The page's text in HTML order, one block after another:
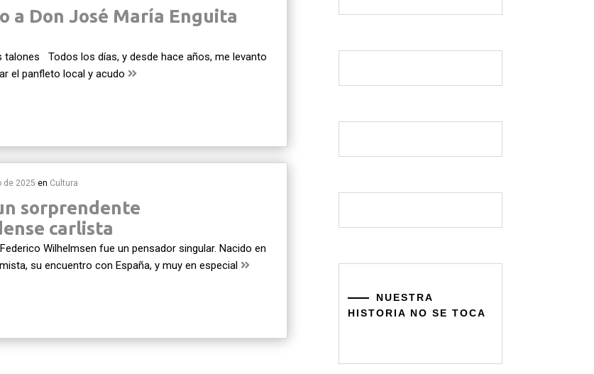
a Don José María Enguita
talones Todos los días, y desde hace años, me levanto
el panfleto local y acudo
de 2025 en Cultura
sorprendente
carlista
Wilhelmsen fue un pensador singular. Nacido en
su encuentro con España, y muy en especial
NUESTRA
HISTORIA NO SE TOCA